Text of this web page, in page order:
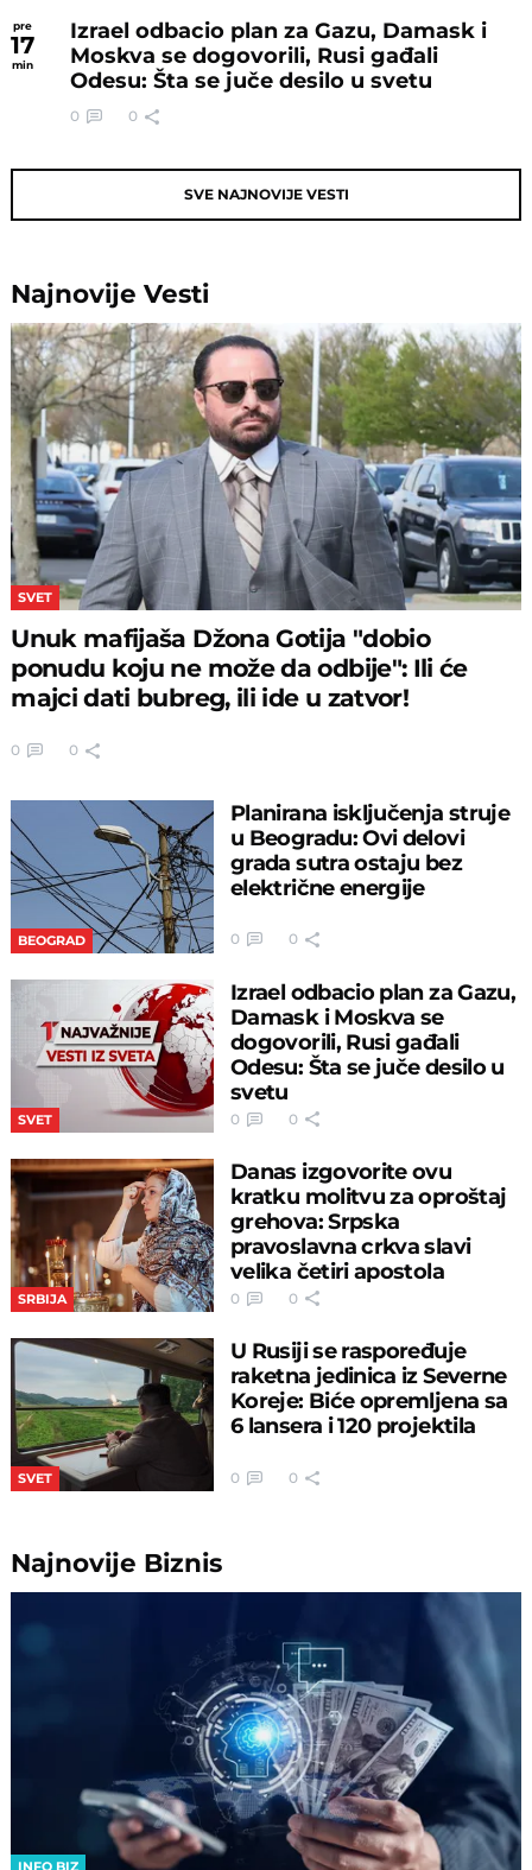
pre
17
min
Izrael odbacio plan za Gazu, Damask i
Moskva se dogovorili, Rusi gađali
Odesu: Šta se juče desilo u svetu
0 0
SVE NAJNOVIJE VESTI
NajnovijeVesti
SVET
Unuk mafijaša Džona Gotija "dobio
ponudu koju ne može da odbije": Ili će
majci dati bubreg, ili ide u zatvor!
0 0
BEOGRAD
Planirana isključenja struje
u Beogradu: Ovi delovi
grada sutra ostaju bez
električne energije
0 0
SVET
Izrael odbacio plan za Gazu,
Damask i Moskva se
dogovorili, Rusi gađali
Odesu: Šta se juče desilo u
svetu
0 0
SRBIJA
Danas izgovorite ovu
kratku molitvu za oproštaj
grehova: Srpska
pravoslavna crkva slavi
velika četiri apostola
0 0
SVET
U Rusiji se raspoređuje
raketna jedinica iz Severne
Koreje: Biće opremljena sa
6 lansera i 120 projektila
0 0
Najnovije Biznis
INFO BIZ